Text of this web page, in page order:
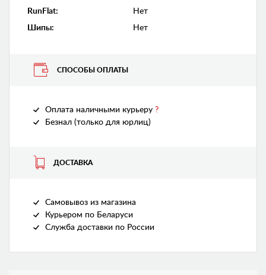
RunFlat:
Нет
Шипы: Нет
СПОСОБЫ ОПЛАТЫ
Оплата наличными курьеру ?
Безнал (только для юрлиц)
ДОСТАВКА
Самовывоз из магазина
Курьером по Беларуси
Служба доставки по России